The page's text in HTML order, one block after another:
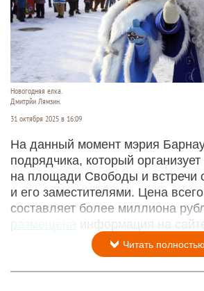
Новогодняя елка.
Дмитрйи Лямзин.
31 октября 2025 в 16:09
На данный момент мэрия
подрядчика, который
на площади Свободы и встречи
и его заместителями. Цена
составляет более миллиона
размещена
информация на сайте
Читать полностью